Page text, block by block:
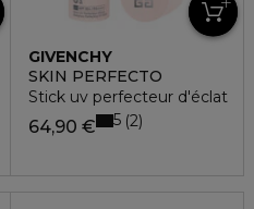
GIVENCHY
SKIN PERFECTO
Stick uv perfecteur d'éclat
64,90 € 5 2